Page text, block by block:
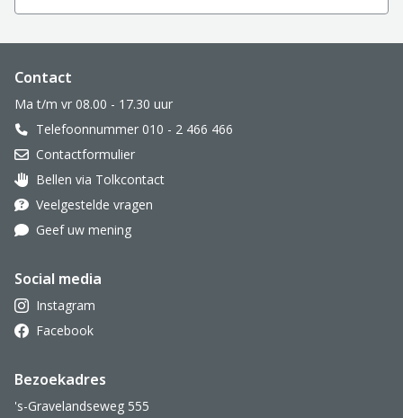
Website footer
Contact
Ma t/m vr 08.00 - 17.30 uur
Telefoonnummer 010 - 2 466 466
Contactformulier
Oor met hoortoestel
Bellen via Tolkcontact
Veelgestelde vragen
Geef uw mening
Social media
Instagram
Facebook
Bezoekadres
's-Gravelandseweg 555